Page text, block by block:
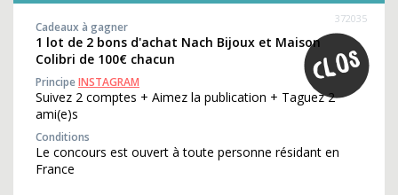
372035
Cadeaux à gagner
1 lot de 2 bons d'achat Nach Bijoux et Maison
Colibri de 100€ chacun
PrincipeINSTAGRAM
Suivez 2 comptes + Aimez la publication + Taguez 2
ami(e)s
Conditions
Le concours est ouvert à toute personne résidant en
France